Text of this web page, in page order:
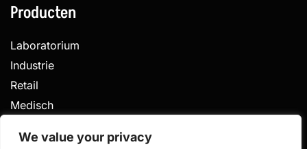
We value your privacy
Producten
Laboratorium
Industrie
Retail
Medisch